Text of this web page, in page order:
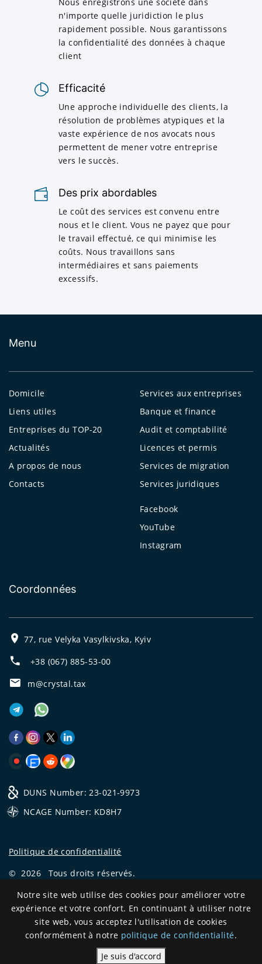
n'importe quelle juridiction le plus
rapidement possible. Nous garantissons
la confidentialité des données à chaque
client
Efficacité
Une approche individuelle des clients, la
résolution de problèmes atypiques et la
vaste expérience de nos avocats nous
permettent de mener votre entreprise
vers le succès.
Des prix abordables
Le coût des services est convenu entre
nous et le client. Vous ne payez que pour
le travail effectué, ce qui minimise les
coûts. Nous travaillons sans
intermédiaires et sans paiements
excessifs.
Menu
Domicile
Liens utiles
Entreprises du TOP-20
Actualités
A propos de nous
Contacts
Services aux entreprises
Banque et finance
Audit et comptabilité
Licences et permis
Services de migration
Services juridiques
Facebook
YouTube
Instagram
Coordonnées
77, rue Velyka Vasylkivska, Kyiv
+38 (067) 885-53-00
m@crystal.tax
DUNS Number: 23-021-9973
NCAGE Number: KD8H7
Politique de confidentialité
© 2026
Tous droits réservés.
CRYSTAL.TAX —EXPERT OFFSHORE №❶
and support
Notre site web utilise des cookies pour améliorer votre
expérience et votre confort. En continuant à utiliser notre
site web, vous acceptez l'utilisation de cookies
conformément à notre politique de confidentialité.
Je suis d'accord